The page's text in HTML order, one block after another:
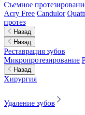
Съемное
Acry Free Candulor
протез
Назад
Назад
Реставрация зубов
Микропротезирование
Назад
Хирургия
Удаление зубов